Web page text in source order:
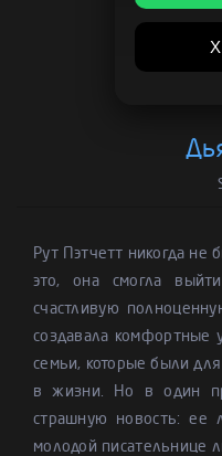
Рут Пэтчетт никогда не
это, она смогла
счастливую
создавала комфортные
семьи, которые были
в жизни. Но в один
страшную новость: ее
молодой писательнице